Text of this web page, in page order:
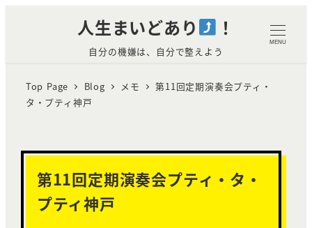
人生まいどあり ！
自分の機嫌は、自分で整えよう
MENU
Top Page Blog メモ
第11回定期演奏会プティ・
タ・プティ神戸
第11回定期演奏会プティ・タ・
プティ神戸